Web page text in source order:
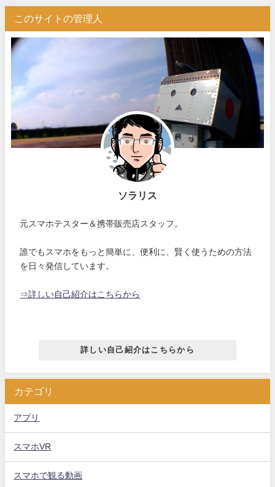
このサイトの管理人
ソラリス
元スマホテスター＆携帯販売店スタッフ。
誰でもスマホをもっと簡単に、便利に、賢く使うための方法
を日々発信しています。
⇒詳しい自己紹介はこちらから
詳しい自己紹介はこちらから
カテゴリ
アプリ
スマホVR
スマホで観る動画